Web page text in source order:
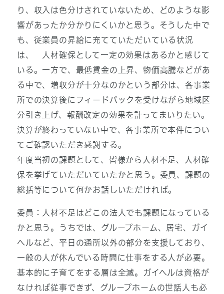
り、収入は色分けされていないため、どのような影
響があったか分かりにくいかと思う。そうした中で
も、従業員の昇給に充てていただいている状況
は、 人材確保として一定の効果はあるかと感じて
いる。一方で、最低賃金の上昇、物価高騰などがあ
る中で、増収分が十分なのかという部分は、各事業
所での決算後にフィードバックを受けながら地域区
分引き上げ、報酬改定の効果を計ってまいりたい。
決算が終わっていない中で、各事業所で本件につい
てご確認いただき感謝する。
年度当初の課題として、皆様から人材不足、人材確
保を挙げていただいていたかと思う。委員、課題の
総括等について何かお話しいただければ。
委員：人材不足はどこの法人でも課題になっている
かと思う。うちでは、グループホーム、居宅、ガイ
ヘルなど、平日の通所以外の部分を支援しており、
一般の人が休んでいる時間に仕事をする人が必要。
基本的に子育てをする層は全滅。ガイヘルは資格が
なければ従事できず、グループホームの世話人も必